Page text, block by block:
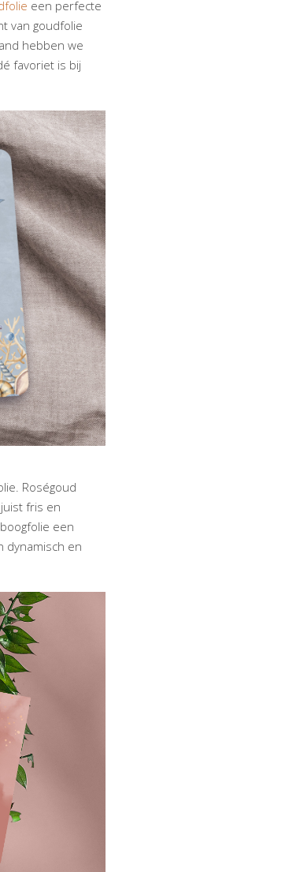
een perfecte
van goudfolie
hebben we
favoriet is bij
Roségoud
fris en
een
dynamisch en